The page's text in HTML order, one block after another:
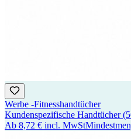
Werbe -Fitnesshandtücher
Kundenspezifische Handtücher
Ab 8,72 € incl. MwSt